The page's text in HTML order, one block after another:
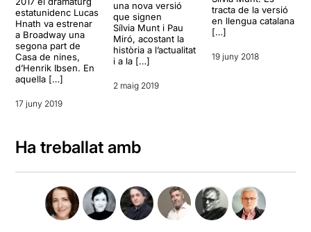
estatunidenc Lucas
Hnath va estrenar
a Broadway una
segona part de
Casa de nines,
d’Henrik Ibsen. En
aquella […]
17 juny 2019
una nova versió
que signen
Sílvia Munt i Pau
Miró, acostant la
història a l’actualitat
i a la […]
2 maig 2019
tracta de la versió
en llengua catalana
[…]
19 juny 2018
Ha treballat amb